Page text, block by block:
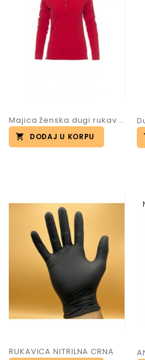
Majica ženska dugi rukav art.PARIS
DODAJ U KORPU
RUKAVICA NITRILNA CRNA